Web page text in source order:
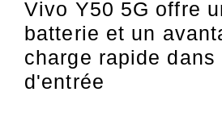
Vivo Y50 5G offre
batterie et un
charge rapide
d'entrée